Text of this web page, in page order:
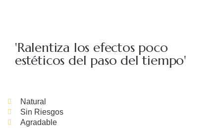
'Ralentiza los efectos poco
estéticos del paso del tiempo'
Natural
Sin Riesgos
Agradable